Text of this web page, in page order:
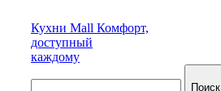
Кухни Mall Комфорт,
доступный
каждому
Поиск